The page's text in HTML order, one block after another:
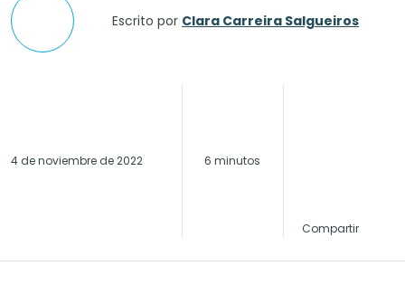
Escrito por Clara Carreira Salgueiros
4 de noviembre de 2022 6 minutos
Compartir